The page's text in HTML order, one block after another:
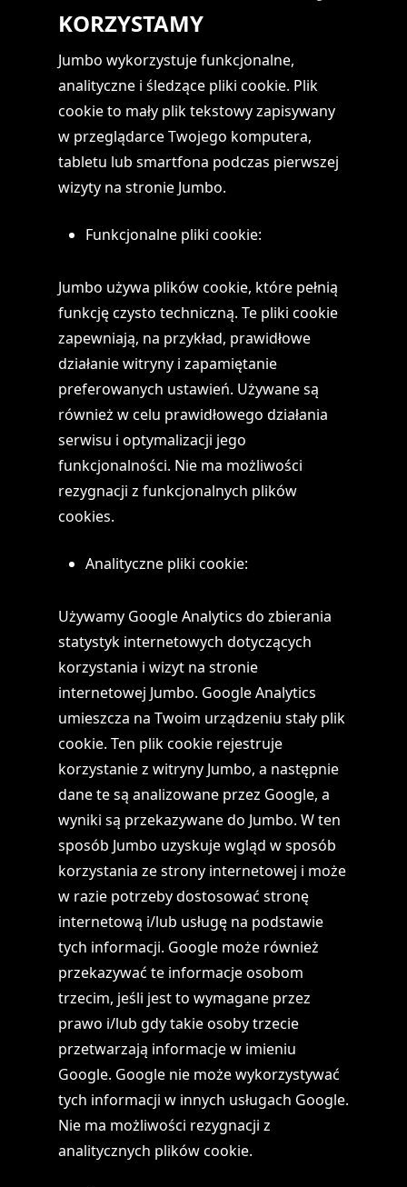
KORZYSTAMY
Jumbo wykorzystuje funkcjonalne,
analityczne i śledzące pliki cookie. Plik
cookie to mały plik tekstowy zapisywany
w przeglądarce Twojego komputera,
tabletu lub smartfona podczas pierwszej
wizyty na stronie Jumbo.
Funkcjonalne pliki cookie:
Jumbo używa plików cookie, które pełnią
funkcję czysto techniczną. Te pliki cookie
zapewniają, na przykład, prawidłowe
działanie witryny i zapamiętanie
preferowanych ustawień. Używane są
również w celu prawidłowego działania
serwisu i optymalizacji jego
funkcjonalności. Nie ma możliwości
rezygnacji z funkcjonalnych plików
cookies.
Analityczne pliki cookie:
Używamy Google Analytics do zbierania
statystyk internetowych dotyczących
korzystania i wizyt na stronie
internetowej Jumbo. Google Analytics
umieszcza na Twoim urządzeniu stały plik
cookie. Ten plik cookie rejestruje
korzystanie z witryny Jumbo, a następnie
dane te są analizowane przez Google, a
wyniki są przekazywane do Jumbo. W ten
sposób Jumbo uzyskuje wgląd w sposób
korzystania ze strony internetowej i może
w razie potrzeby dostosować stronę
internetową i/lub usługę na podstawie
tych informacji. Google może również
przekazywać te informacje osobom
trzecim, jeśli jest to wymagane przez
prawo i/lub gdy takie osoby trzecie
przetwarzają informacje w imieniu
Google. Google nie może wykorzystywać
tych informacji w innych usługach Google.
Nie ma możliwości rezygnacji z
analitycznych plików cookie.